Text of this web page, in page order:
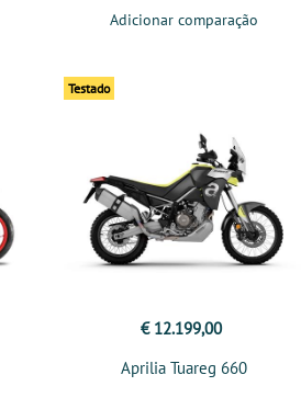
Adicionar comparação
Testado
€ 12.199,00
Aprilia Tuareg 660